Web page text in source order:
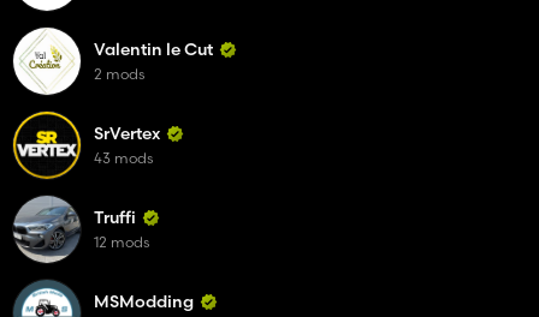
Valentin le Cut
2 mods
SrVertex
43 mods
Truffi
12 mods
MSModding